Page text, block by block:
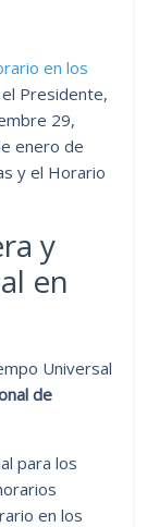
en los
Presidente,
29,
enero de
y el Horario
y
en
Universal
de
para los
en los